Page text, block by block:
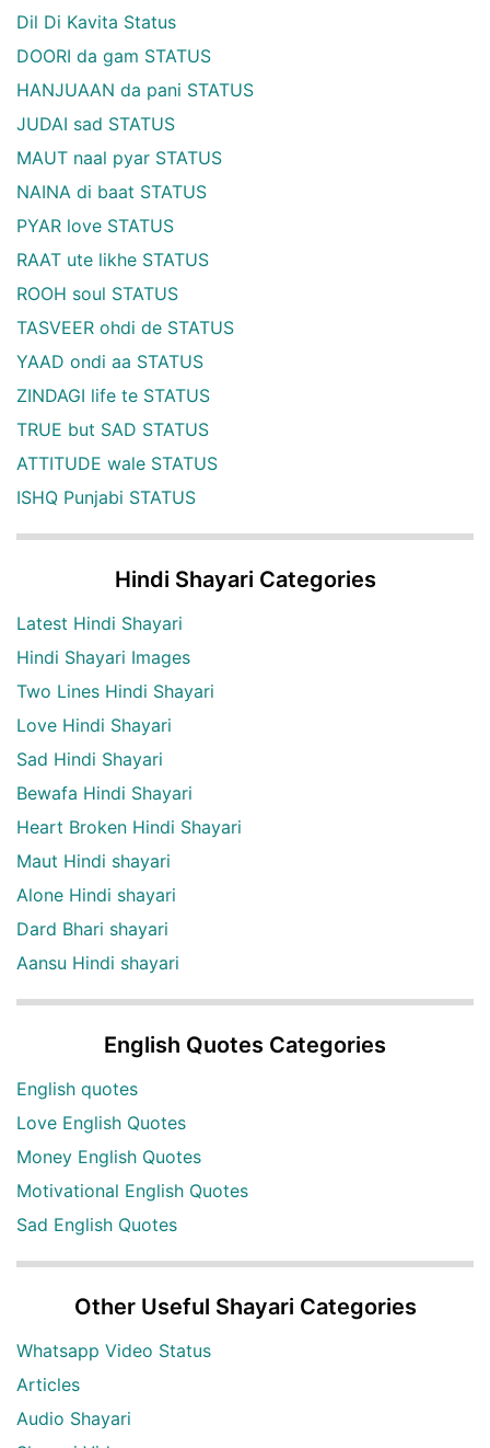
Dil Di Kavita Status
DOORI da gam STATUS
HANJUAAN da pani STATUS
JUDAI sad STATUS
MAUT naal pyar STATUS
NAINA di baat STATUS
PYAR love STATUS
RAAT ute likhe STATUS
ROOH soul STATUS
TASVEER ohdi de STATUS
YAAD ondi aa STATUS
ZINDAGI life te STATUS
TRUE but SAD STATUS
ATTITUDE wale STATUS
ISHQ Punjabi STATUS
Hindi Shayari Categories
Latest Hindi Shayari
Hindi Shayari Images
Two Lines Hindi Shayari
Love Hindi Shayari
Sad Hindi Shayari
Bewafa Hindi Shayari
Heart Broken Hindi Shayari
Maut Hindi shayari
Alone Hindi shayari
Dard Bhari shayari
Aansu Hindi shayari
English Quotes Categories
English quotes
Love English Quotes
Money English Quotes
Motivational English Quotes
Sad English Quotes
Other Useful Shayari Categories
Whatsapp Video Status
Articles
Audio Shayari